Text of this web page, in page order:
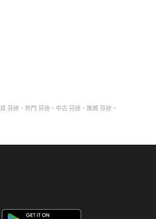
芬迪 、 熱門 芬迪 、 中古 芬迪 、 推薦 芬迪 、